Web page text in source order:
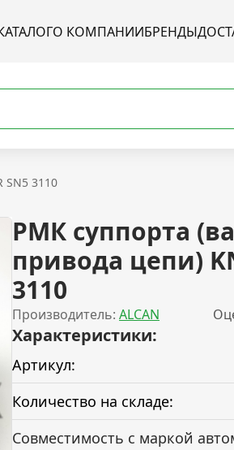
О КОМПАНИИБРЕНДЫ
SN5 3110
РМК суппорта
привода цепи)
3110
Производитель: ALCAN
Характеристики:
Артикул:
Количество на складе:
Совместимость с маркой